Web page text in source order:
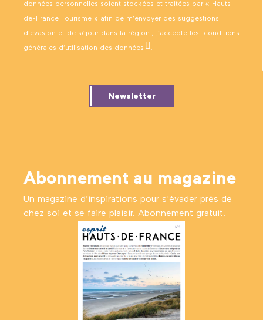
données personnelles soient stockées et traitées par « Hauts-
de-France Tourisme » afin de m’envoyer des suggestions
d’évasion et de séjour dans la région ; j’accepte les conditions
générales d’utilisation des données .
Newsletter
Abonnement au magazine
Un magazine d’inspirations pour s'évader près de
chez soi et se faire plaisir. Abonnement gratuit.